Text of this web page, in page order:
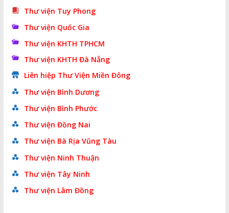
Thư viện Tuy Phong
Thư viện Quốc Gia
Thư viện KHTH TPHCM
Thư viện KHTH Đà Nẵng
Liên hiệp Thư Viện Miền Đông
Thư viện Bình Dương
Thư viện Bình Phước
Thư viện Đồng Nai
Thư viện Bà Rịa Vũng Tàu
Thư viện Ninh Thuận
Thư viện Tây Ninh
Thư viện Lâm Đồng